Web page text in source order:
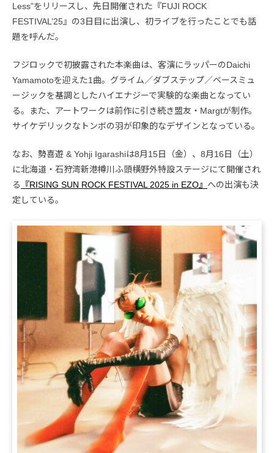
Less”をリリースし、先日開催された『FUJI ROCK
FESTIVAL’25』の3日目に出演し、初ライブを行ったことでも話
題を呼んだ。
フジロックで初披露された本楽曲は、客演にラッパーのDaichi
Yamamotoを迎えた1曲。グライム／ダブステップ／ベースミュ
ージックを基調としたハイエナジーで実験的な楽曲となってい
る。また、アートワークは前作に引き続き盟友・Margtが制作。
サイケデリックなトンボの羽が印象的なデザインとなっている。
なお、勢喜遊 & Yohji Igarashiは8月15日（金）、8月16日（土）
に北海道・石狩湾新港樽川ふ頭横野外特設ステージにて開催され
る
『RISING SUN ROCK FESTIVAL 2025 in EZO』 への出演も決
定している。